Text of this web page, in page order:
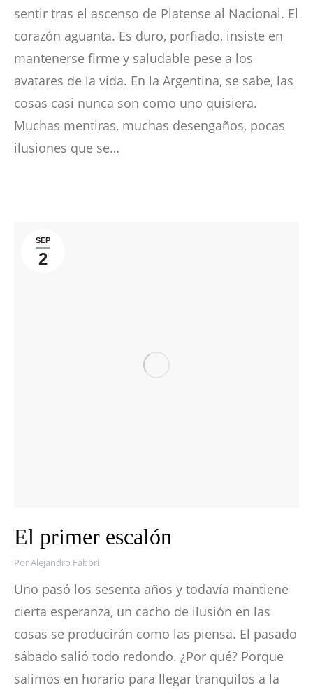
sentir tras el ascenso de Platense al Nacional. El
corazón aguanta. Es duro, porfiado, insiste en
mantenerse firme y saludable pese a los
avatares de la vida. En la Argentina, se sabe, las
cosas casi nunca son como uno quisiera.
Muchas mentiras, muchas desengaños, pocas
ilusiones que se…
SEP
2
El primer escalón
PorAlejandro Fabbri
Uno pasó los sesenta años y todavía mantiene
cierta esperanza, un cacho de ilusión en las
cosas se producirán como las piensa. El pasado
sábado salió todo redondo. ¿Por qué? Porque
salimos en horario para llegar tranquilos a la